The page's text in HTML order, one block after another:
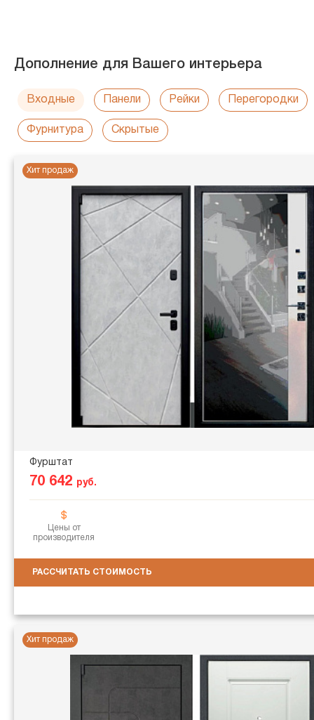
Дополнение для Вашего интерьера
Входные Панели Рейки Перегородки
Фурнитура Скрытые
Хит продаж
Фурштат
70 642 руб.
Цены от
производителя
РАССЧИТАТЬ СТОИМОСТЬ
Хит продаж